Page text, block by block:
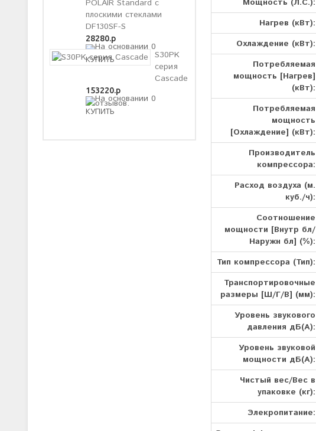
POLAIR Standard с
плоскими стеклами
DF130SF-S
28280.р
S30PK
серия
Cascade
153220.р
Нагрев (кВт):
Охлаждение (кВт):
Потребляемая
мощность [Нагрев]
(кВт):
Потребляемая
мощность
[Охлаждение] (кВт):
Производитель
компрессора:
Расход воздуха (м.
куб./ч):
Соотношение
мощности [Внутр бл/
Наружн бл] (%):
Тип компрессора (Тип):
Транспортировочные
размеры [Ш/Г/В] (мм):
Уровень звукового
давления дБ(А):
Уровень звуковой
мощности дБ(А):
Чистый вес/Вес в
упаковке (кг):
Элекропитание: